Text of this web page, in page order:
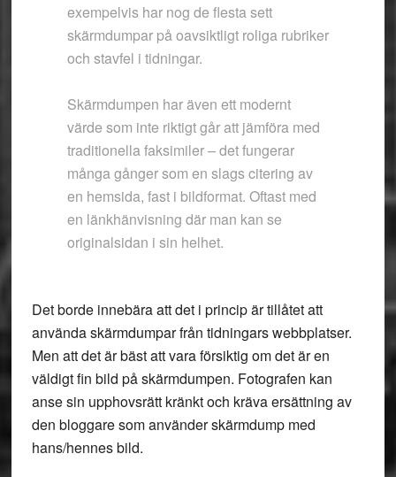
exempelvis har nog de flesta sett
skärmdumpar på oavsiktligt roliga rubriker
och stavfel i tidningar.
Skärmdumpen har även ett modernt
värde som inte riktigt går att jämföra med
traditionella faksimiler – det fungerar
många gånger som en slags citering av
en hemsida, fast i bildformat. Oftast med
en länkhänvisning där man kan se
originalsidan i sin helhet.
Det borde innebära att det i princip är tillåtet att
använda skärmdumpar från tidningars webbplatser.
Men att det är bäst att vara försiktig om det är en
väldigt fin bild på skärmdumpen. Fotografen kan
anse sin upphovsrätt kränkt och kräva ersättning av
den bloggare som använder skärmdump med
hans/hennes bild.